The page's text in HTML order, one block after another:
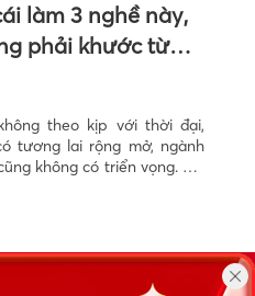
làm 3 nghề này,
phải khước từ
theo kịp với thời đại,
tương lai rộng mở, ngành
không có triển vọng. Khi